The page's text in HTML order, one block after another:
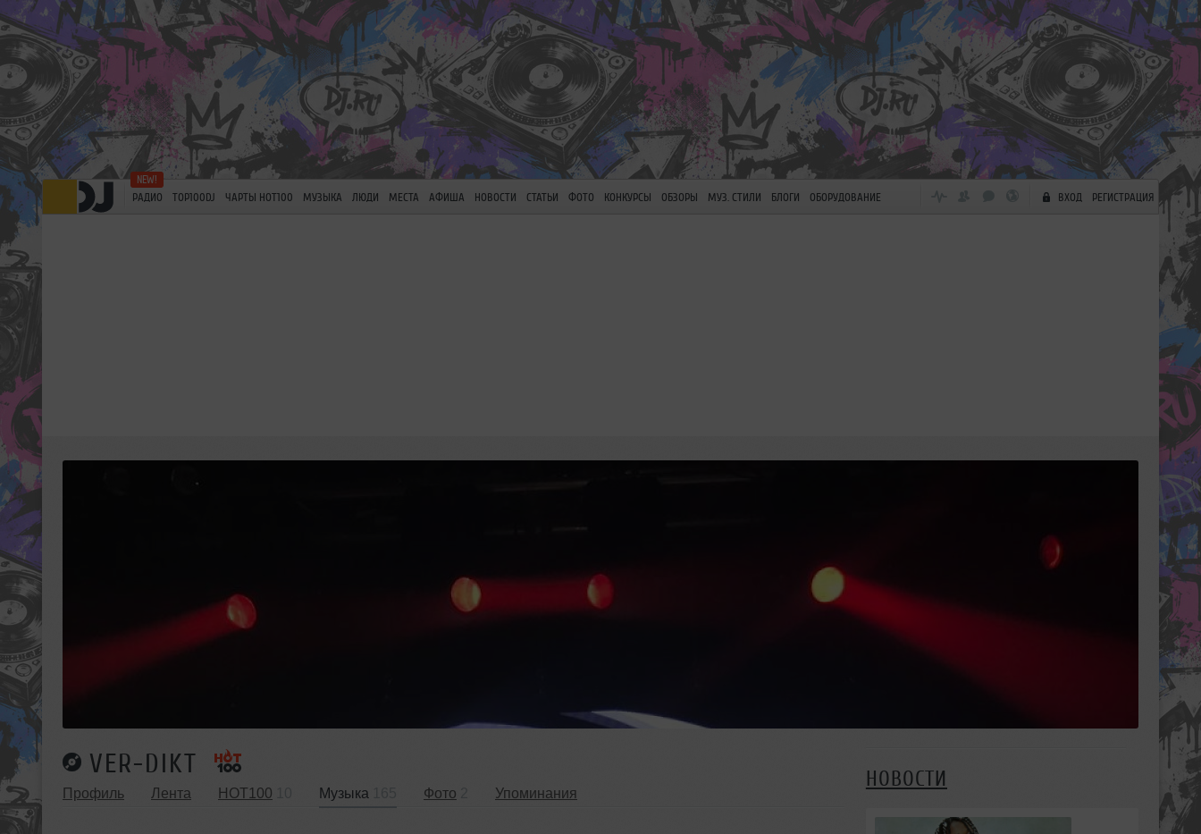
РАДИО TOP100DJ ЧАРТЫ HOT100 МУЗЫКА ЛЮДИ МЕСТА АФИША НОВОСТИ СТАТЬИ ФОТО КОНКУРСЫ ОБЗОРЫ МУЗ. СТИЛИ БЛОГИ ОБОРУДОВАНИЕ ВХОД РЕГИСТРАЦИЯ
VER-DIKT
Профиль Лента HOT100 Музыка Фото Упоминания
НОВОСТИ